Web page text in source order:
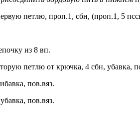
петлю, проп.1, сбн, (проп.1, 5
из 8 вп.
петлю от крючка, 4 сбн, убавка,
пов.вяз.
пов.вяз.